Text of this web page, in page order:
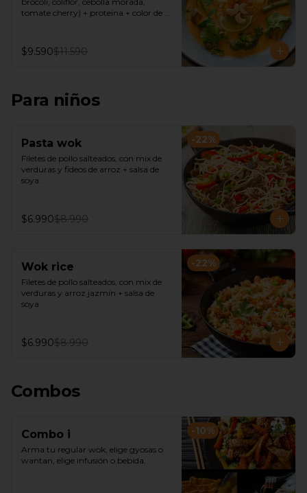
tomate cherry) + proteina + color de
$9.590$11.590
Para niños
-22%
Pasta wok
Filetes de pollo salteados, con mix de
verduras y fideos de arroz + salsa de
soya.
$6.990$8.990
-22%
Wok rice
Filetes de pollo salteados, con mix de
verduras y arroz jazmín + salsa de
soya.
$6.990$8.990
Combos
-10%
Combo i
Arma tu regular wok, elige gyosas o
wantan, elige infusión o bebida.